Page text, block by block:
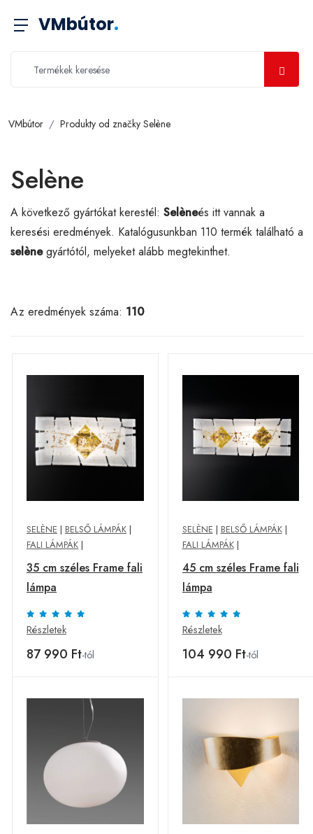
VMbútor.
VMbútor Produkty od značky Selène
Selène
A következő gyártókat kerestél: Selèneés itt vannak a
keresési eredmények. Katalógusunkban 110 termék található a
selènegyártótól, melyeket alább megtekinthet.
Az eredmények száma: 110
SELÈNE | BELSŐ LÁMPÁK |
FALI LÁMPÁK |
35 cm széles Frame fali
lámpa
Részletek
87 990 Ft-tól
SELÈNE | BELSŐ LÁMPÁK|
FALI LÁMPÁK|
45 cm széles Frame fali
lámpa
Részletek
104 990 Ft-tól